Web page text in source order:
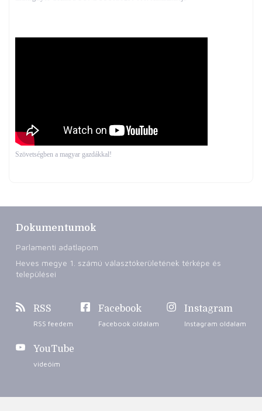
Szövetségben a magyar gazdákkal!
Dokumentumok
Parlamenti adatlapom
Heves megye 1. számú választókerületének térképe és
települései
RSS
RSS feedem
Facebook
Facebook oldalam
Instagram
Instagram oldalam
YouTube
videóim